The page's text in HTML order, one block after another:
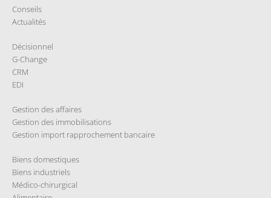
Conseils
Actualités
Décisionnel
G-Change
CRM
EDI
Gestion des affaires
Gestion des immobilisations
Gestion import rapprochement bancaire
Biens domestiques
Biens industriels
Médico-chirurgical